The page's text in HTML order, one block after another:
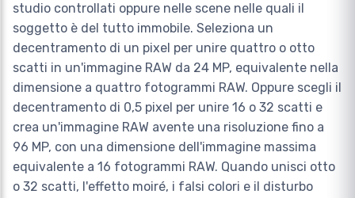
studio controllati oppure nelle scene nelle quali il
soggetto è del tutto immobile. Seleziona un
decentramento di un pixel per unire quattro o otto
scatti in un'immagine RAW da 24 MP, equivalente nella
dimensione a quattro fotogrammi RAW. Oppure scegli il
decentramento di 0,5 pixel per unire 16 o 32 scatti e
crea un'immagine RAW avente una risoluzione fino a
96 MP, con una dimensione dell'immagine massima
equivalente a 16 fotogrammi RAW. Quando unisci otto
o 32 scatti, l'effetto moiré, i falsi colori e il disturbo